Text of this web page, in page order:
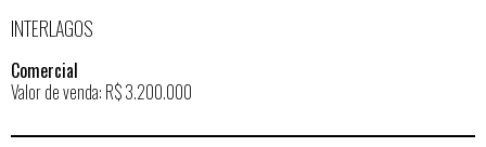
INTERLAGOS
Comercial
Valor de venda: R$ 3.200.000